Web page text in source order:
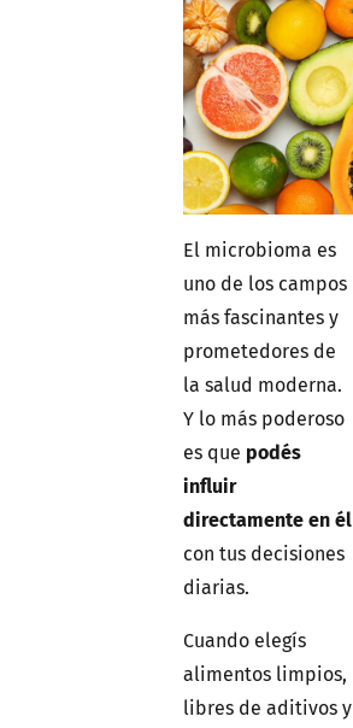
El microbioma es
uno de los campos
más fascinantes y
prometedores de
la salud moderna.
Y lo más poderoso
es que podés
influir
directamente en él
con tus decisiones
diarias.
Cuando elegís
alimentos limpios,
libres de aditivos y